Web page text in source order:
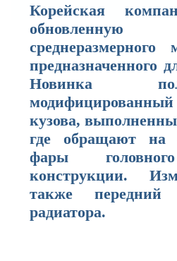
Корейская
предназначенного
Новинка
модифицированный
кузова,
где обращают на
фары
конструкции.
также
радиатора.